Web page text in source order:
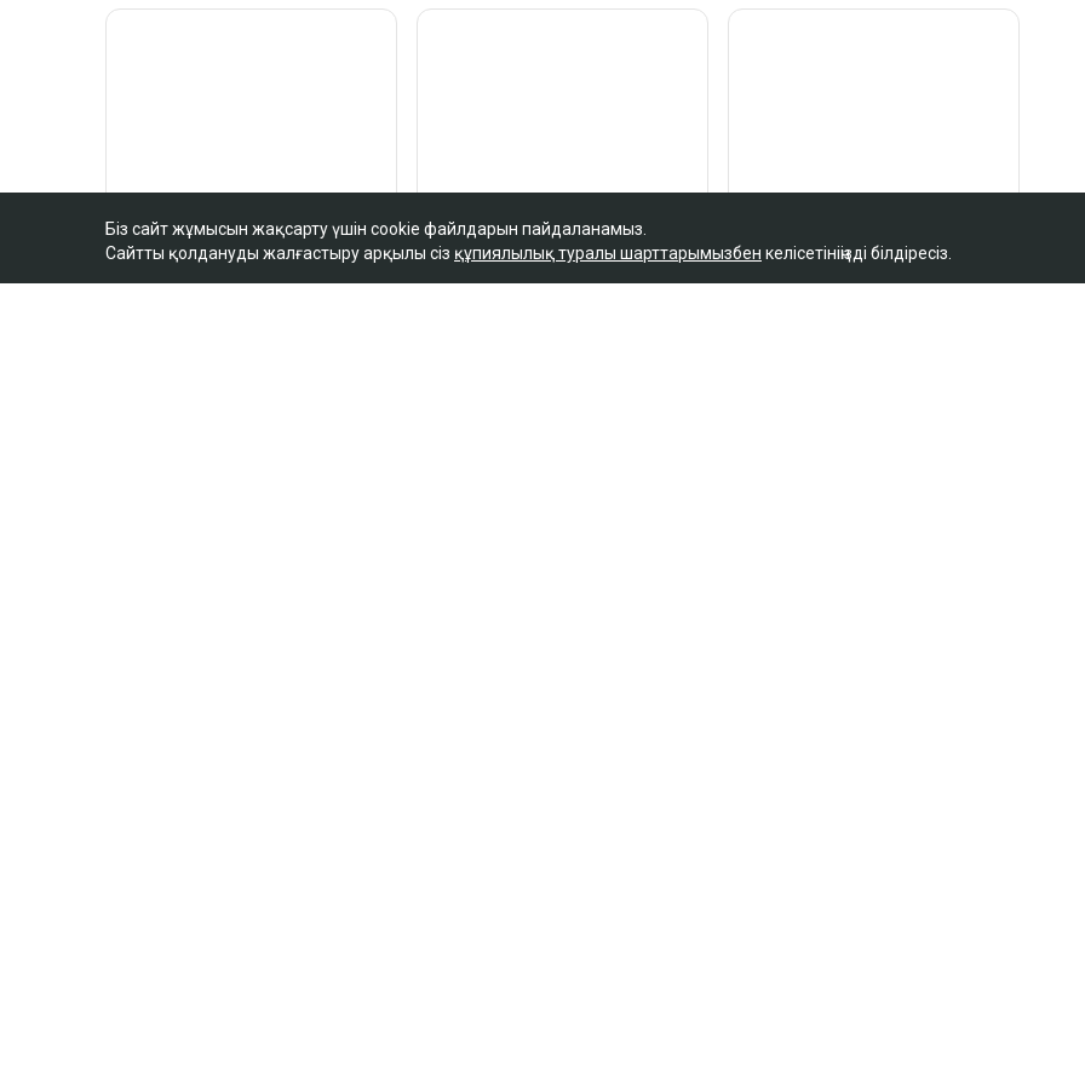
Біз сайт жұмысын жақсарту үшін cookie файлдарын пайдаланамыз.
Сайтты қолдануды жалғастыру арқылы сіз құпиялылық туралы шарттарымызбен келісетініңізді білдіресіз.